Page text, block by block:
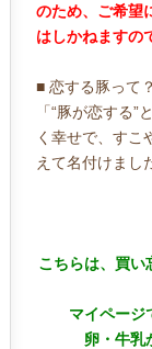
のため、ご希望
はしかねますの
■ 恋する豚って？
「“豚が恋する
く幸せで、すこ
えて名付けまし
こちらは、買い
マイページ
卵・牛乳